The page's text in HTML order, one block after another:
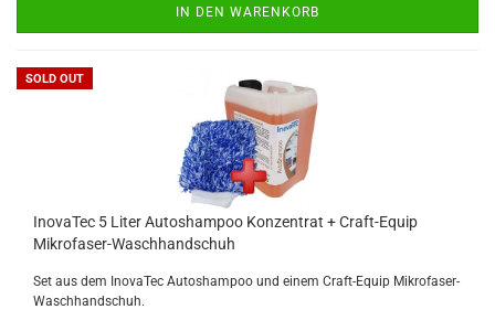
IN DEN WARENKORB
SOLD OUT
InovaTec 5 Liter Autoshampoo Konzentrat + Craft-Equip
Mikrofaser-Waschhandschuh
Set aus dem InovaTec Autoshampoo und einem Craft-Equip Mikrofaser-
Waschhandschuh.